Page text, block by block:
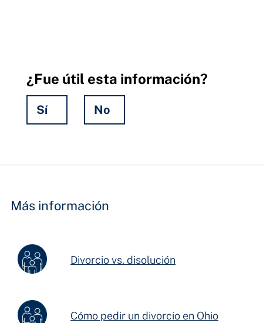
¿Fue útil esta información?
Sí No
Más información
Divorcio vs. disolución
Cómo pedir un divorcio en Ohio